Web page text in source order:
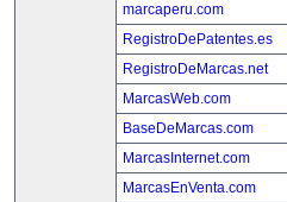
marcaperu.com
RegistroDePatentes.es
RegistroDeMarcas.net
MarcasWeb.com
BaseDeMarcas.com
MarcasInternet.com
MarcasEnVenta.com